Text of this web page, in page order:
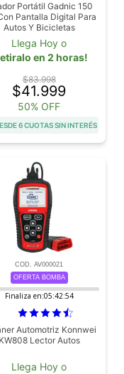
Portátil Gadnic 150
Pantalla Digital Para
Autos Y Bicicletas
Llega Hoy o
en 2 horas!
$83.998
$41.999
50% OFF
6 CUOTAS SIN INTERÉS
COD. AV000021
OFERTA BOMBA
Finaliza en:05:42:53
Automotriz Konnwei
KW808 Lector Autos
Llega Hoy o